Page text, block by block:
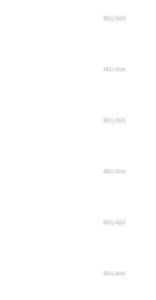
REKLAMA
REKLAMA
REKLAMA
REKLAMA
REKLAMA
REKLAMA